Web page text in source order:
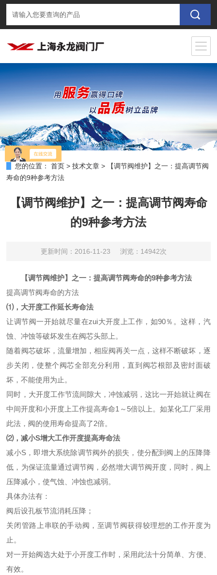
您的位置： 首页 >技术文章 >
【调节阀维护】之一：提高调节阀
寿命的9种参考方法
【调节阀维护】之一：提高调节阀寿命
的9种参考方法
更新时间：2016-11-23 浏览：14942次
【调节阀维护】之一：提高调节阀寿命的9种参考方法
提高调节阀寿命的方法
⑴，大开度工作延长寿命法
让调节阀一开始就尽量在zui大开度上工作，如90％。这样，汽
蚀、冲蚀等破坏发生在阀芯头部上。
随着阀芯破坏，流量增加，相应阀再关一点，这样不断破坏，逐
步关闭，使整个阀芯全部充分利用，直到阀芯根部及密封面破
坏，不能使用为止。
同时，大开度工作节流间隙大，冲蚀减弱，这比一开始就让阀在
中间开度和小开度上工作提高寿命1～5倍以上。如某化工厂采用
此法，阀的使用寿命提高了2倍。
⑵，减小S增大工作开度提高寿命法
减小S，即增大系统除调节阀外的损失，使分配到阀上的压降降
低，为保证流量通过调节阀，必然增大调节阀开度，同时，阀上
压降减小，使气蚀、冲蚀也减弱。
具体办法有：
阀后设孔板节流消耗压降；
关闭管路上串联的手动阀，至调节阀获得较理想的工作开度为
止。
对一开始阀选大处于小开度工作时，采用此法十分简单、方便、
有效。